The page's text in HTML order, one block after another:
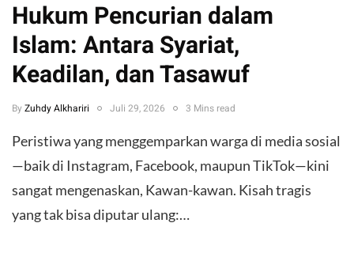
Hukum Pencurian dalam
Islam: Antara Syariat,
Keadilan, dan Tasawuf
By Zuhdy Alkhariri Juli 29, 2026 3 Mins read
​Peristiwa yang menggemparkan warga di media sosial
—baik di Instagram, Facebook, maupun TikTok—kini
sangat mengenaskan, Kawan-kawan. Kisah tragis
yang tak bisa diputar ulang:…